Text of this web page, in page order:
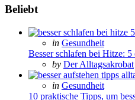
Beliebt
Posted
in
in Gesundheit
Besser schlafen bei Hitze: 5
Posted
by Der Alltagsakrobat
Posted
in
in Gesundheit
10 praktische Tipps, um